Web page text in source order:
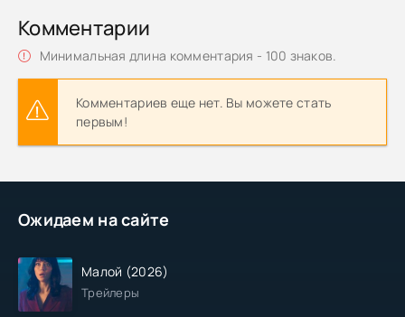
Ожидаем на сайте
Малой (2026)
Трейлеры
Комментарии
Минимальная длина комментария - 100 знаков.
Комментариев еще нет. Вы можете стать
первым!